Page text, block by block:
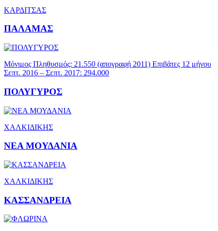
ΚΑΡΔΙΤΣΑΣ
ΠΑΛΑΜΑΣ
Μόνιμος Πληθυσμός: 21.550 (απογραφή 2011) Επιβάτες 12 μήνου
Σεπτ. 2016 – Σεπτ. 2017: 294.000
ΠΟΛΥΓΥΡΟΣ
ΧΑΛΚΙΔΙΚΗΣ
ΝΕΑ ΜΟΥΔΑΝΙΑ
ΧΑΛΚΙΔΙΚΗΣ
ΚΑΣΣΑΝΔΡΕΙΑ